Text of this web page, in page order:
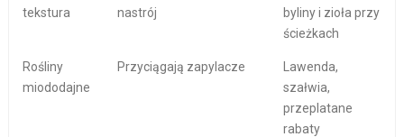
tekstura
nastrój
byliny i zioła przy
ścieżkach
Rośliny
miododajne
Przyciągają zapylacze
Lawenda,
szałwia,
przeplatane
rabaty